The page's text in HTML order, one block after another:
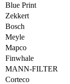
Blue Print
Zekkert
Bosch
Meyle
Mapco
Finwhale
MANN-FILTER
Corteco